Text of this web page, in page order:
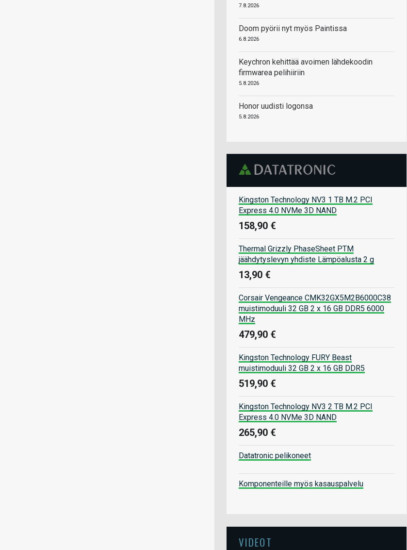
7.8.2026
Doom pyörii nyt myös Paintissa
6.8.2026
Keychron kehittää avoimen lähdekoodin
firmwarea pelihiiriin
5.8.2026
Honor uudisti logonsa
5.8.2026
Kingston Technology NV3 1 TB M.2 PCI
Express 4.0 NVMe 3D NAND
158,90 €
Thermal Grizzly PhaseSheet PTM
jäähdytyslevyn yhdiste Lämpöalusta 2 g
13,90 €
Corsair Vengeance CMK32GX5M2B6000C38
muistimoduuli 32 GB 2 x 16 GB DDR5 6000
MHz
479,90 €
Kingston Technology FURY Beast
muistimoduuli 32 GB 2 x 16 GB DDR5
519,90 €
Kingston Technology NV3 2 TB M.2 PCI
Express 4.0 NVMe 3D NAND
265,90 €
Datatronic pelikoneet
Komponenteille myös kasauspalvelu
VIDEOT